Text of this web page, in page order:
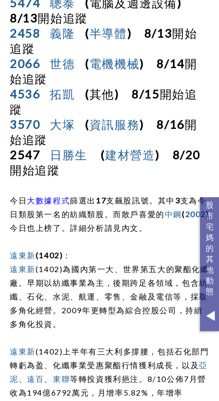
8/13開始追蹤
2458
義隆 (半導體) 8/13開始
追蹤
2066
世德 (電機機械) 8/14開
始追蹤
4536
拓凱 (其他) 8/15開始追
蹤
3570
大塚 (資訊服務) 8/16開
始追蹤
2547
日勝生 (建材營造)
8/20
開始追蹤
今日 大數據程式篩選出 17支飆股訊號。其中 3支為今
日類股第一名的紡織類股。而散戶喜愛的中鋼(2002)
今日也上榜了。詳細分析請見內文。
遠東新(1402) ：
遠東新(1402)為國內第一大、世界第五大的聚酯化纖
廠。早期以紡纖事業為主，後期跨足各領域，包含紡
纖、石化、水泥、航運、零售、金融及電信等，採取
多角化經營。 2009年更轉型為綜合控股公司，持續
多角化投資。
遠東新(1402) 上半年有三大利多撐腰，包括石化部門
轉虧為盈、化纖事業受惠聚酯行情獲利成長，以及亞
泥 、遠百 、東聯等轉投資獲利挹注。 8/10公佈7 月營
收為194億6792萬元，月增率5.82% ，年增率